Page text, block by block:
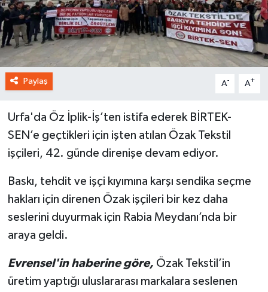
Paylaş A- A+
Urfa'da Öz İplik-İş’ten istifa ederek BİRTEK-
SEN’e geçtikleri için işten atılan Özak Tekstil
işçileri, 42. günde direnişe devam ediyor.
Baskı, tehdit ve işçi kıyımına karşı sendika seçme
hakları için direnen Özak işçileri bir kez daha
seslerini duyurmak için Rabia Meydanı’nda bir
araya geldi.
Evrensel'in haberine göre, Özak Tekstil’in
üretim yaptığı uluslararası markalara seslenen